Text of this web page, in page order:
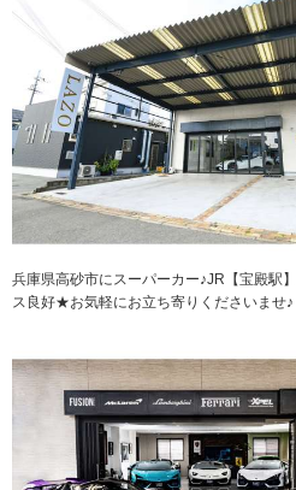
兵庫県高砂市にスーパーカー♪JR【宝殿駅
ス良好★お気軽にお立ち寄りくださいませ♪